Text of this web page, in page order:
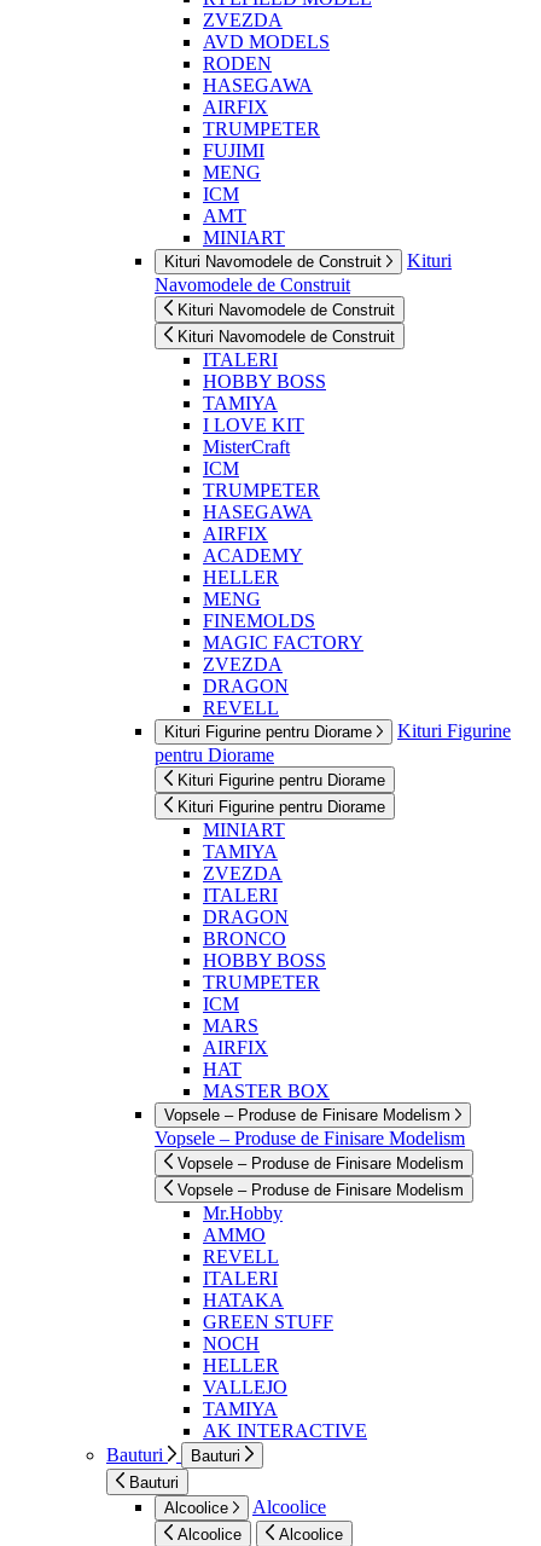
ZVEZDA
AVD MODELS
RODEN
HASEGAWA
AIRFIX
TRUMPETER
FUJIMI
MENG
ICM
AMT
MINIART
Kituri Navomodele de Construit
Kituri
Navomodele de Construit
Kituri Navomodele de Construit
Kituri Navomodele de Construit
ITALERI
HOBBY BOSS
TAMIYA
I LOVE KIT
MisterCraft
ICM
TRUMPETER
HASEGAWA
AIRFIX
ACADEMY
HELLER
MENG
FINEMOLDS
MAGIC FACTORY
ZVEZDA
DRAGON
REVELL
Kituri Figurine pentru Diorame
Kituri Figurine
pentru Diorame
Kituri Figurine pentru Diorame
Kituri Figurine pentru Diorame
MINIART
TAMIYA
ZVEZDA
ITALERI
DRAGON
BRONCO
HOBBY BOSS
TRUMPETER
ICM
MARS
AIRFIX
HAT
MASTER BOX
Vopsele – Produse de Finisare Modelism
Vopsele – Produse de Finisare Modelism
Vopsele – Produse de Finisare Modelism
Vopsele – Produse de Finisare Modelism
Mr.Hobby
AMMO
REVELL
ITALERI
HATAKA
GREEN STUFF
NOCH
HELLER
VALLEJO
TAMIYA
AK INTERACTIVE
Bauturi
Bauturi
Bauturi
Alcoolice
Alcoolice
Alcoolice Alcoolice